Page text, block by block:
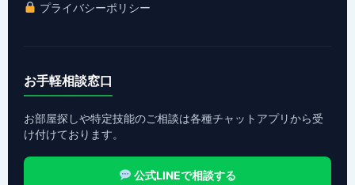
プライバシーポリシー
お手軽相談窓口
お部屋探しや特定技能のご相談は各種チャットアプリから受
け付けております。
公式LINEで相談する